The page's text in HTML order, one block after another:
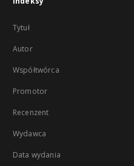
Tytuł
Autor
Współtwórca
Promotor
Recenzent
Wydawca
Data wydania